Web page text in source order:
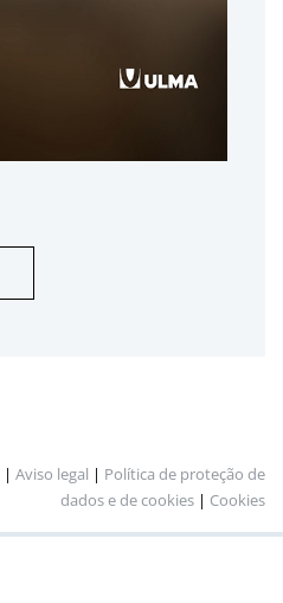
| Aviso legal | Política de proteção de
dados e de cookies | Cookies